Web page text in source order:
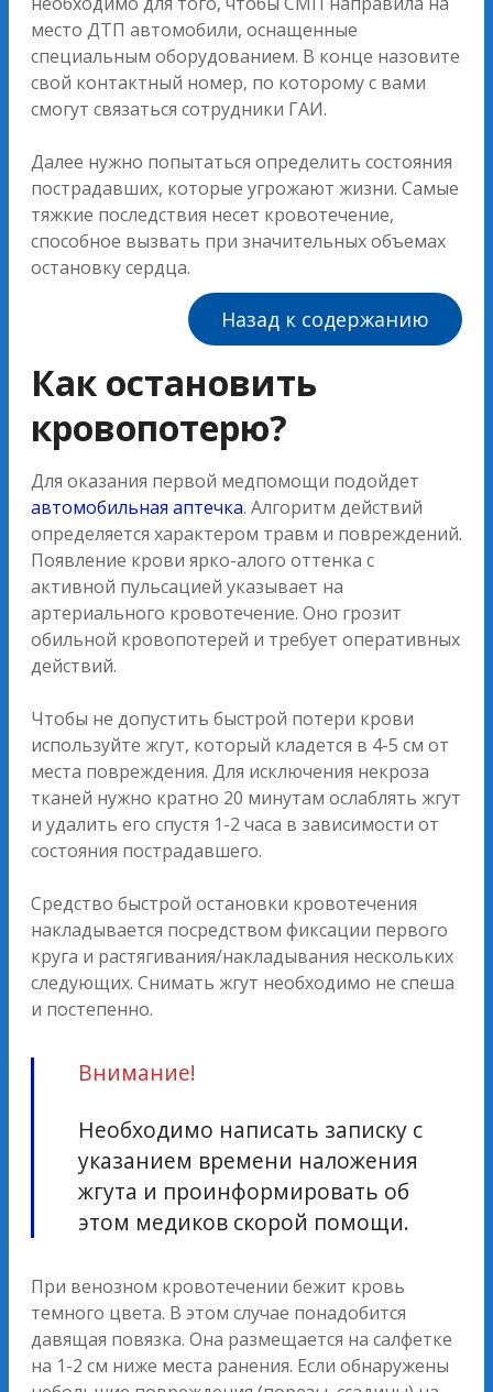
место ДТП автомобили, оснащенные
специальным оборудованием. В конце назовите
свой контактный номер, по которому с вами
смогут связаться сотрудники ГАИ.
Далее нужно попытаться определить состояния
пострадавших, которые угрожают жизни. Самые
тяжкие последствия несет кровотечение,
способное вызвать при значительных объемах
остановку сердца.
Назад к содержанию
Как остановить
кровопотерю?
Для оказания первой медпомощи подойдет
автомобильная аптечка. Алгоритм действий
определяется характером травм и повреждений.
Появление крови ярко-алого оттенка с
активной пульсацией указывает на
артериального кровотечение. Оно грозит
обильной кровопотерей и требует оперативных
действий.
Чтобы не допустить быстрой потери крови
используйте жгут, который кладется в 4-5 см от
места повреждения. Для исключения некроза
тканей нужно кратно 20 минутам ослаблять жгут
и удалить его спустя 1-2 часа в зависимости от
состояния пострадавшего.
Средство быстрой остановки кровотечения
накладывается посредством фиксации первого
круга и растягивания/накладывания нескольких
следующих. Снимать жгут необходимо не спеша
и постепенно.
Внимание!
Необходимо написать записку с
указанием времени наложения
жгута и проинформировать об
этом медиков скорой помощи.
При венозном кровотечении бежит кровь
темного цвета. В этом случае понадобится
давящая повязка. Она размещается на салфетке
на 1-2 см ниже места ранения. Если обнаружены